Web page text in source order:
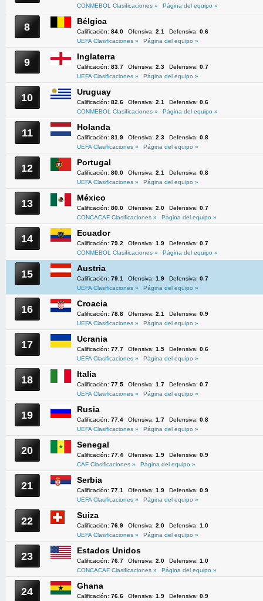
CONMEBOL Clasificaciones »
Página del equipo »
8 Bélgica
Calificación: 84.0 Ofensiva: 2.1 Defensiva: 0.6
UEFA Clasificaciones »
Página del equipo »
9 Inglaterra
Calificación: 83.7 Ofensiva: 2.3 Defensiva: 0.7
UEFA Clasificaciones »
Página del equipo »
10 Uruguay
Calificación: 82.6 Ofensiva: 2.1 Defensiva: 0.6
CONMEBOL Clasificaciones »
Página del equipo »
11 Holanda
Calificación: 81.9 Ofensiva: 2.3 Defensiva: 0.8
UEFA Clasificaciones »
Página del equipo »
12 Portugal
Calificación: 80.0 Ofensiva: 2.1 Defensiva: 0.8
UEFA Clasificaciones »
Página del equipo »
13 México
Calificación: 80.0 Ofensiva: 2.0 Defensiva: 0.7
CONCACAF Clasificaciones »
Página del equipo »
14 Ecuador
Calificación: 79.2 Ofensiva: 1.9 Defensiva: 0.7
CONMEBOL Clasificaciones »
Página del equipo »
15 Austria
Calificación: 79.1 Ofensiva: 1.9 Defensiva: 0.7
UEFA Clasificaciones »
Página del equipo »
16 Croacia
Calificación: 78.8 Ofensiva: 2.1 Defensiva: 0.9
UEFA Clasificaciones »
Página del equipo »
17 Ucrania
Calificación: 77.7 Ofensiva: 1.5 Defensiva: 0.6
UEFA Clasificaciones »
Página del equipo »
18 Italia
Calificación: 77.5 Ofensiva: 1.7 Defensiva: 0.7
UEFA Clasificaciones »
Página del equipo »
19 Rusia
Calificación: 77.4 Ofensiva: 1.7 Defensiva: 0.8
UEFA Clasificaciones »
Página del equipo »
20 Senegal
Calificación: 77.4 Ofensiva: 1.9 Defensiva: 0.9
CAF Clasificaciones »
Página del equipo »
21 Serbia
Calificación: 77.1 Ofensiva: 1.9 Defensiva: 0.9
UEFA Clasificaciones »
Página del equipo »
22 Suiza
Calificación: 76.9 Ofensiva: 2.0 Defensiva: 1.0
UEFA Clasificaciones »
Página del equipo »
23 Estados Unidos
Calificación: 76.7 Ofensiva: 2.0 Defensiva: 1.0
CONCACAF Clasificaciones »
Página del equipo »
24 Ghana
Calificación: 76.6 Ofensiva: 1.9 Defensiva: 0.9